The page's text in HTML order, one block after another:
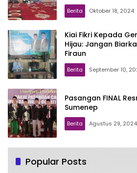
Berita Oktober 18, 2024
Kiai Fikri Kepada
Hijau: Jangan
Firaun
Berita September 10,
Pasangan FINAL
Sumenep
Berita Agustus 29, 2024
Popular Posts